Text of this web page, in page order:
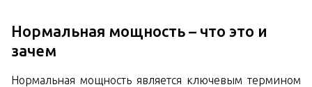
Нормальная мощность – что это и
зачем
Нормальная мощность является ключевым термином